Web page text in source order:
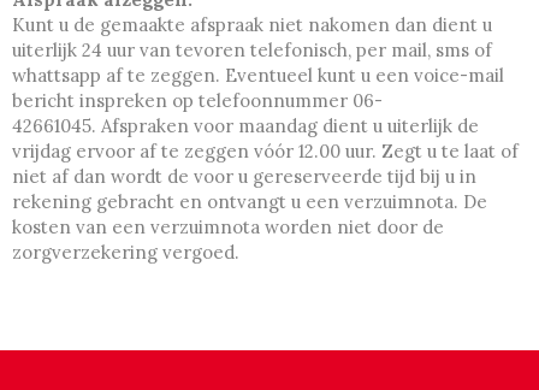
Kunt u de gemaakte afspraak niet nakomen dan dient u
uiterlijk 24 uur van tevoren telefonisch, per mail, sms of
whattsapp af te zeggen. Eventueel kunt u een voice-mail
bericht inspreken op telefoonnummer 06-
42661045. Afspraken voor maandag dient u uiterlijk de
vrijdag ervoor af te zeggen vóór 12.00 uur. Zegt u te laat of
niet af dan wordt de voor u gereserveerde tijd bij u in
rekening gebracht en ontvangt u een verzuimnota. De
kosten van een verzuimnota worden niet door de
zorgverzekering vergoed.